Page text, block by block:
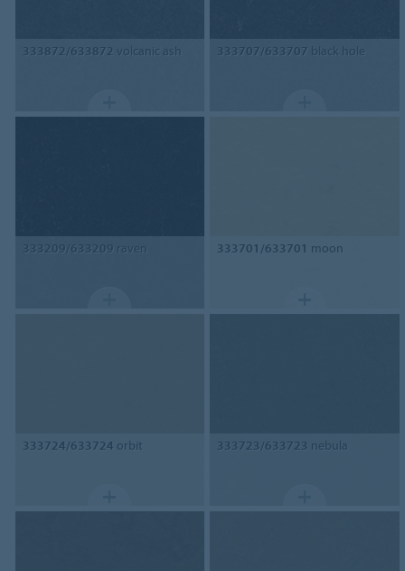
333872/633872 volcanic ash 333707/633707 black hole
333209/633209 raven 333701/633701 moon
333724/633724 orbit 333723/633723 nebula